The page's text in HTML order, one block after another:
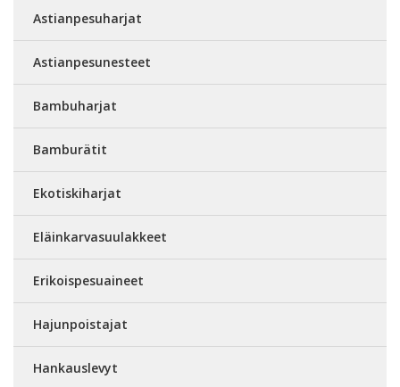
Astianpesuharjat
Astianpesunesteet
Bambuharjat
Bamburätit
Ekotiskiharjat
Eläinkarvasuulakkeet
Erikoispesuaineet
Hajunpoistajat
Hankauslevyt